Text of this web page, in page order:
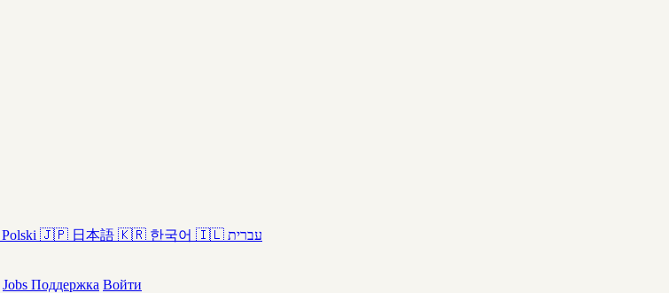
Polski 🇯🇵 日本語 🇰🇷 한국어 🇮🇱 עברית
Jobs Поддержка Войти